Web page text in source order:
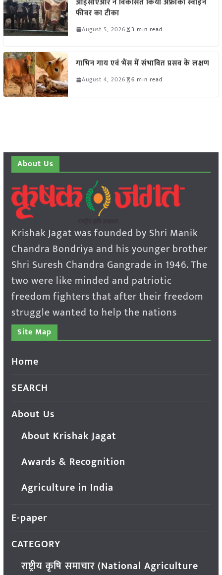
फीवर का टीका
August 5, 2026 3 min read
गाभिन गाय एवं भैंस में संभावित प्रसव के लक्षण
August 4, 2026 6 min read
About Us
Krishak Jagat was founded by Shri Manik
Chandra Bondriya and his younger brother
Shri Suresh Chandra Gangrade in 1946. The
two were like minded and patriotic
freedom fighters that after their freedom
struggle wanted to help the nations
Site Map
Home
SEARCH
About Us
About Krishak Jagat
Awards & Recognition
Agriculture in India
E-paper
CATEGORY
राष्ट्रीय कृषि समाचार (National Agriculture